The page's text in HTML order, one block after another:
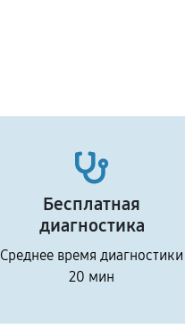
Бесплатная
диагностика
Среднее время диагностики
20 мин